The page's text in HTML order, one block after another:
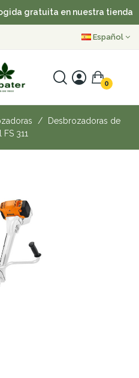
gratuita en nuestra tienda
Español
0
Desbrozadoras de
311